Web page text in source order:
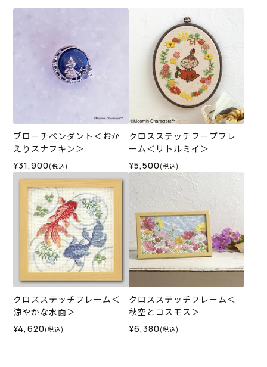
ブローチペンダント＜おか
えりスナフキン＞
¥31,900 (税込)
クロスステッチフープフレ
ーム＜リトルミイ＞
¥5,500 (税込)
クロスステッチフレーム＜
涼やかな水面＞
¥4,620 (税込)
クロスステッチフレーム＜
秋空とコスモス＞
¥6,380 (税込)